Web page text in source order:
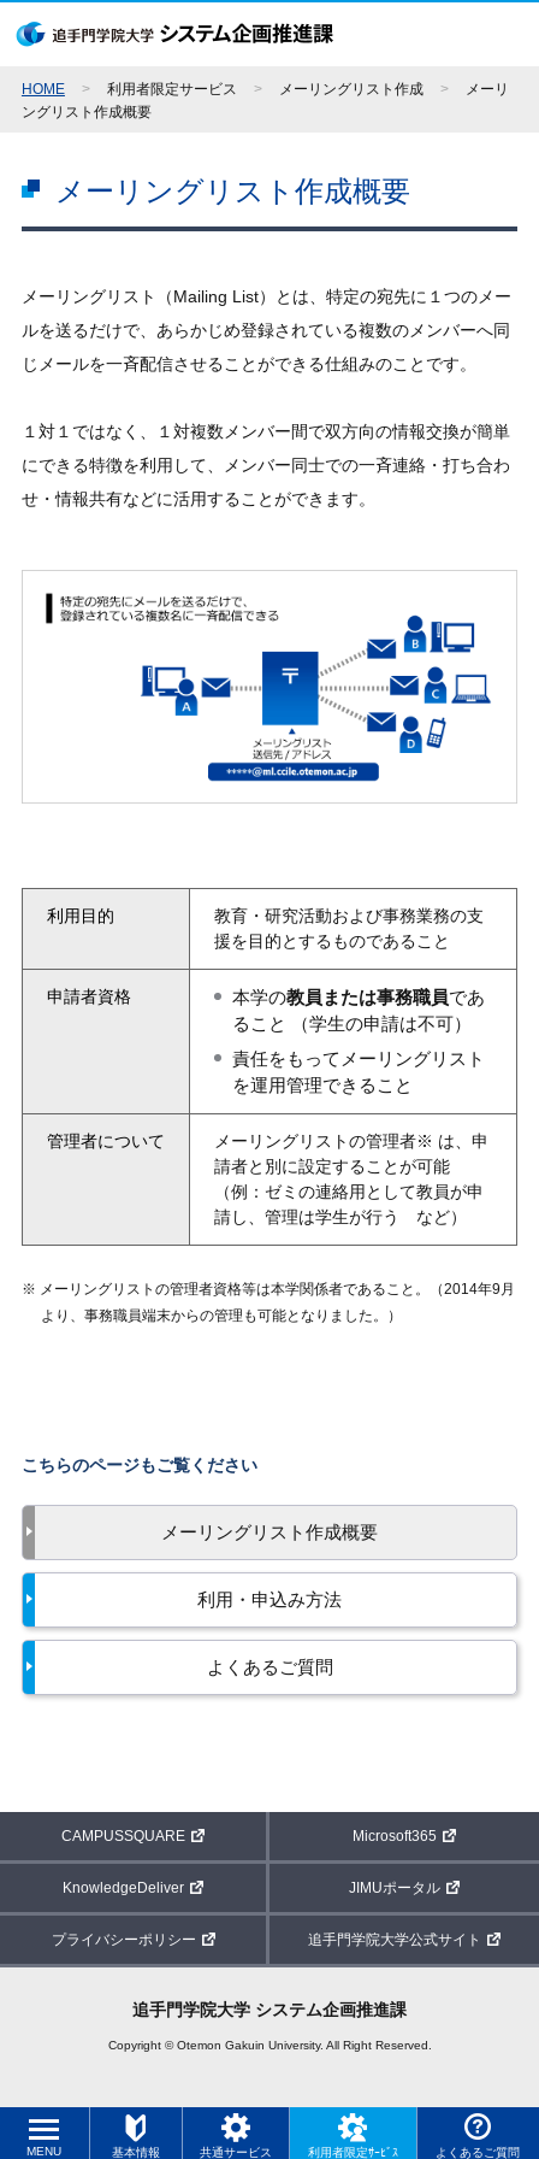
HOME > 利用者限定サービス > メーリングリスト作成 >
メーリ
ングリスト作成概要
メーリングリスト作成概要
メーリングリスト（Mailing List）とは、特定の宛先に１つのメー
ルを送るだけで、あらかじめ登録されている複数のメンバーへ同
じメールを一斉配信させることができる仕組みのことです。
１対１ではなく、１対複数メンバー間で双方向の情報交換が簡単
にできる特徴を利用して、メンバー同士での一斉連絡・打ち合わ
せ・情報共有などに活用することができます。
利用目的
教育・研究活動および事務業務の支
援を目的とするものであること
申請者資格 本学の教員または事務職員であ
ること （学生の申請は不可）
責任をもってメーリングリスト
を運用管理できること
管理者について
メーリングリストの管理者※ は、申
請者と別に設定することが可能
（例：ゼミの連絡用として教員が申
請し、管理は学生が行う など）
※ メーリングリストの管理者資格等は本学関係者であること。（2014年9月
より、事務職員端末からの管理も可能となりました。）
こちらのページもご覧ください
メーリングリスト作成概要
利用・申込み方法
よくあるご質問
CAMPUSSQUARE Microsoft365
KnowledgeDeliver JIMUポータル
プライバシーポリシー 追手門学院大学公式サイト
追手門学院大学 システム企画推進課
Copyright © Otemon Gakuin University. All Right Reserved.
MENU 基本情報 共通サービス 利用者限定ｻｰﾋﾞｽ よくあるご質問